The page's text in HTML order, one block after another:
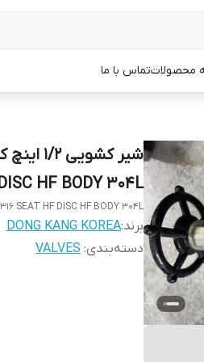
محصولاتتماس با ما
HF BODY 304L
SEAT HF DISC HF BODY 304L
برند:DONG KANG KOREA
دسته‌بندی:
VALVES